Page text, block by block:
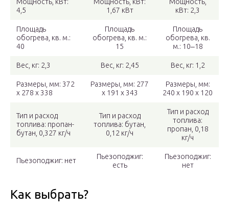
4,5
1,67 кВт
кВт: 2,3
Площадь
обогрева, кв. м.:
40
Площадь
обогрева, кв. м.:
15
Площадь
обогрева, кв.
м.: 10‒18
Вес, кг: 2,3 Вес, кг: 2,45 Вес, кг: 1,2
Размеры, мм: 372
х 278 х 338
Размеры, мм: 277
х 191 х 343
Размеры, мм:
240 х 190 х 120
Тип и расход
топлива: пропан-
бутан, 0,327 кг/ч
Тип и расход
топлива: бутан,
0,12 кг/ч
Тип и расход
топлива:
пропан, 0,18
кг/ч
Пьезоподжиг: нет
Пьезоподжиг:
есть
Пьезоподжиг:
нет
Как выбрать?